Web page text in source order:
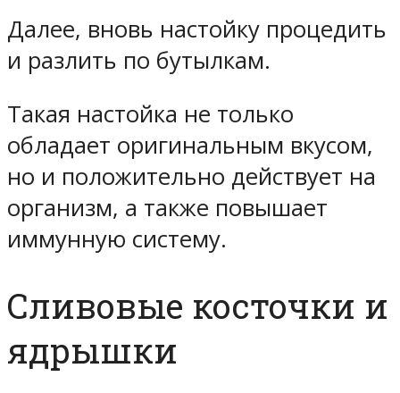
Далее, вновь настойку процедить
и разлить по бутылкам.
Такая настойка не только
обладает оригинальным вкусом,
но и положительно действует на
организм, а также повышает
иммунную систему.
Сливовые косточки и
ядрышки